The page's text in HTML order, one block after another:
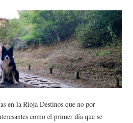
en la Rioja Destinos que no por
como el primer día que se